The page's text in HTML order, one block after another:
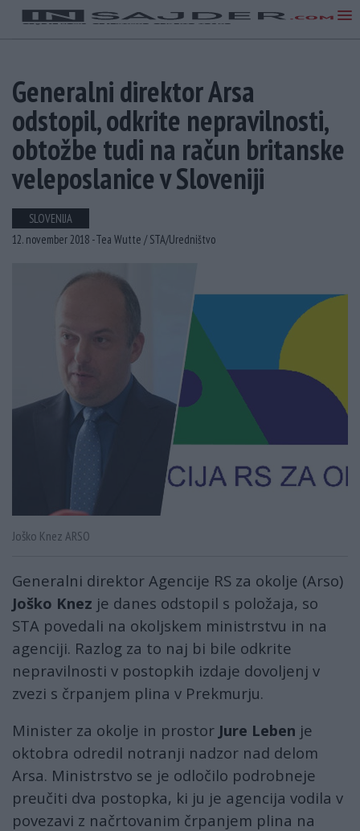
Generalni direktor Arsa
odstopil, odkrite nepravilnosti,
obtožbe tudi na račun britanske
veleposlanice v Sloveniji
SLOVENIJA
12. november 2018 -Tea Wutte /STA/Uredništvo
Joško Knez ARSO
Generalni direktor Agencije RS za okolje (Arso)
Joško Knez je danes odstopil s položaja, so
STA povedali na okoljskem ministrstvu in na
agenciji. Razlog za to naj bi bile odkrite
nepravilnosti v postopkih izdaje dovoljenj v
zvezi s črpanjem plina v Prekmurju.
Minister za okolje in prostor Jure Leben je
oktobra odredil notranji nadzor nad delom
Arsa. Ministrstvo se je odločilo podrobneje
preučiti dva postopka, ki ju je agencija vodila v
povezavi z načrtovanim črpanjem plina na